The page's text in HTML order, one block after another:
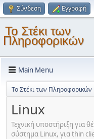
Σύνδεση Εγγραφή
Το Στέκι των
Πληροφορικών
Main Menu
Το Στέκι των Πληροφορικών
Linux
Τεχνική υποστήριξη για
σύστημα Linux, για thin